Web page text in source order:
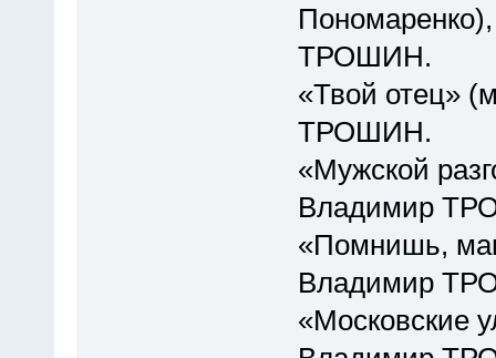
ТРОШИН.
«Твой отец»
ТРОШИН.
«Мужской
Владимир
«Помнишь,
Владимир
«Московские